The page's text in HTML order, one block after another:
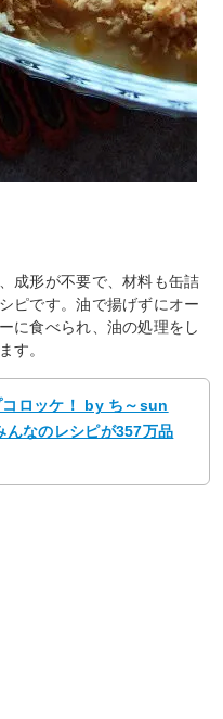
成形が不要で、材料も缶詰
ピです。油で揚げずにオー
に食べられ、油の処理をし
す。
ロッケ！ by ち～sun
んなのレシピが357万品